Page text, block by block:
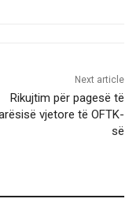
Next article
Rikujtim për pagesë të
vjetore të OFTK-
së